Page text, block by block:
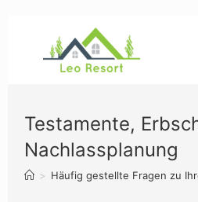
Testamente,
Nachlassplanung
> Häufig gestellte Fragen zu